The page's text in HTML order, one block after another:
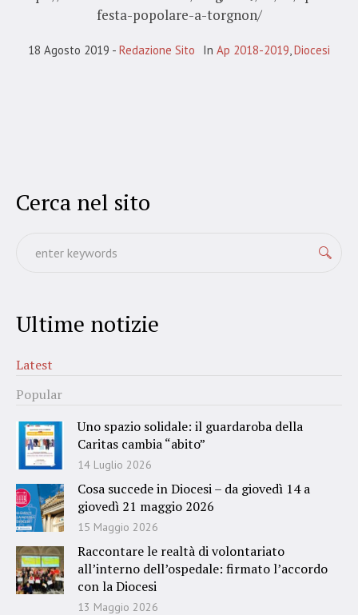
festa-popolare-a-torgnon/
18 Agosto 2019 Redazione Sito In Ap 2018-2019 Diocesi
Cerca nel sito
Ultime notizie
Latest
Popular
Uno spazio solidale: il guardaroba della
Caritas cambia “abito”
14 Luglio 2026
Cosa succede in Diocesi – da giovedì 14 a
giovedì 21 maggio 2026
15 Maggio 2026
Raccontare le realtà di volontariato
all’interno dell’ospedale: firmato l’accordo
con la Diocesi
13 Maggio 2026